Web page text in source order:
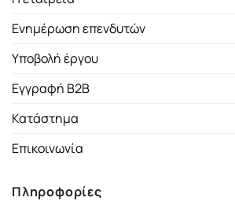
Ενημέρωση επενδυτών
Υποβολή έργου
Εγγραφή B2B
Κατάστημα
Επικοινωνία
Πληροφορίες